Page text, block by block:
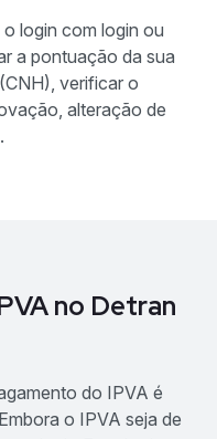
login com login ou
a pontuação da sua
verificar o
alteração de
no Detran
do IPVA é
o IPVA seja de